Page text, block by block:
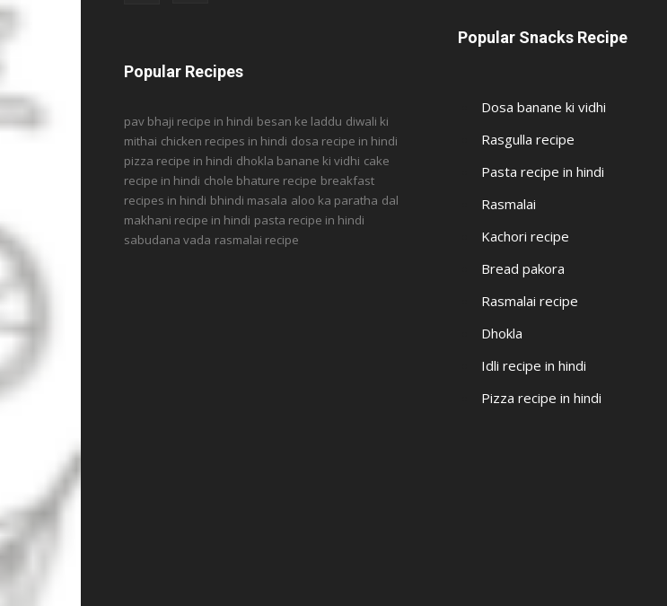
Popular Recipes
pav bhaji recipe in hindi besan ke laddu diwali ki
mithai chicken recipes in hindi dosa recipe in hindi
pizza recipe in hindi dhokla banane ki vidhi cake
recipe in hindi chole bhature recipe breakfast
recipes in hindi bhindi masala aloo ka paratha dal
makhani recipe in hindi pasta recipe in hindi
sabudana vada rasmalai recipe
Popular Snacks Recipe
Dosa banane ki vidhi
Rasgulla recipe
Pasta recipe in hindi
Rasmalai
Kachori recipe
Bread pakora
Rasmalai recipe
Dhokla
Idli recipe in hindi
Pizza recipe in hindi